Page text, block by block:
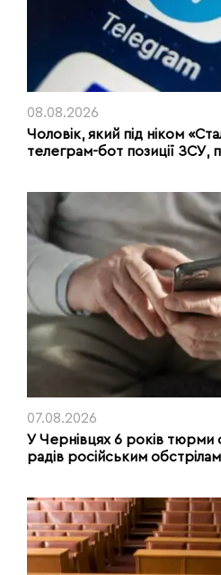
08.08.2026
Чоловік, який під ніком
телеграм-бот позиції ЗСУ,
07.08.2026
У Чернівцях 6 років тюрми
радів російським обстрілам